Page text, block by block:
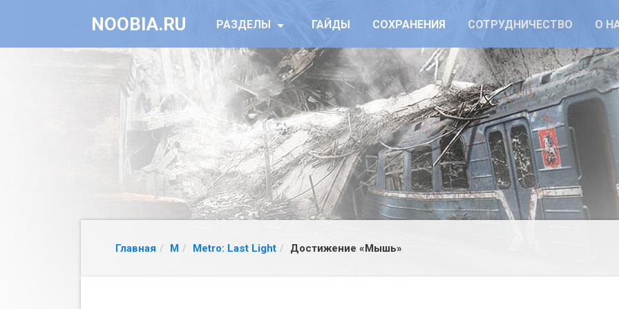
NOOBIA.RU РАЗДЕЛЫ ГАЙДЫ СОХРАНЕНИЯ СОТРУДНИЧЕСТВО О
Главная M Metro: Last Light Достижение «Мышь»